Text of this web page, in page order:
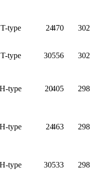
T-type24470 302
T-type 30556 302
H-type20405 298
H-type24463 298
H-type30533 298